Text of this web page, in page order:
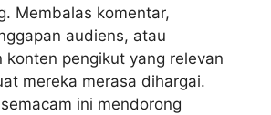
Membalas komentar,
audiens, atau
konten pengikut yang relevan
mereka merasa dihargai.
ini mendorong